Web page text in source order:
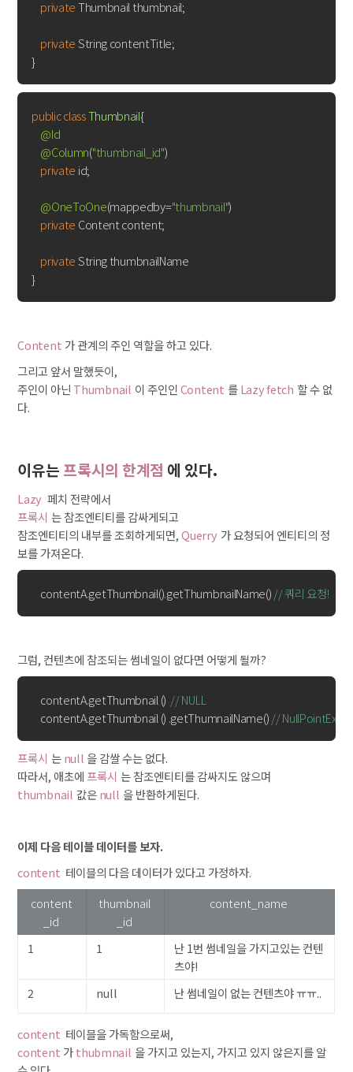
private Thumbnail thumbnail;
private String contentTitle;
publicclassThumbnail{
@Id
@Column("thumbnail_id")
private id;
@OneToOne(mappedby="thumbnail")
private Content content;
private String thumbnailName
Content 가 관계의 주인 역할을 하고 있다.
그리고 앞서 말했듯이,
주인이 아닌 Thumbnail 이 주인인Content 를Lazy fetch 할 수 없
다.
이유는 프록시의 한계점 에 있다.
Lazy 페치 전략에서
프록시 는 참조엔티티를 감싸게되고
참조엔티티의 내부를 조회하게되면,Querry 가 요청되어 엔티티의 정
보를 가져온다.
    contentA.getThumbnail().getThumbnailName()
// 쿼리 요청!
그럼, 컨텐츠에 참조되는 썸네일이 없다면 어떻게 될까?
    contentA.getThumbnail ()
// NULL
    contentA.getThumbnail () .getThumnailName()
//
프록시 는null 을 감쌀 수는 없다.
따라서, 애초에 프록시 는 참조엔티티를 감싸지도 않으며
thumbnail 값은null 을 반환하게된다.
이제 다음 테이블 데이터를 보자.
content 테이블의 다음 데이터가 있다고 가정하자.
content
_id
thumbnail
_id
content_name
1 1
난 1번 썸네일을 가지고있는 컨텐
츠야!
2
null 난 썸네일이 없는 컨텐츠야 ㅠㅠ..
content 테이블을 가독함으로써,
content 가thubmnail 을 가지고 있는지, 가지고 있지 않은지를 알